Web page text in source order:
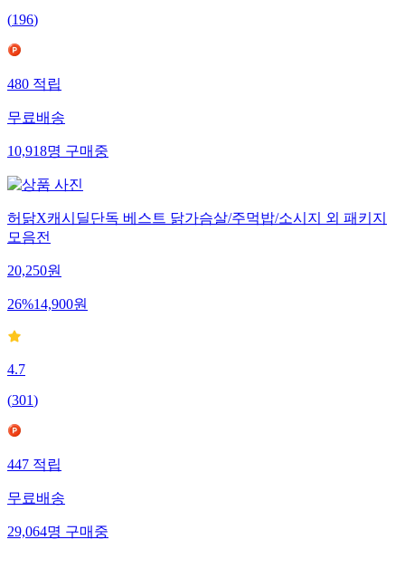
(196)
480 적립
무료배송
10,918명 구매중
허닭X캐시딜단독 베스트 닭가슴살/주먹밥/소시지 외 패키지
모음전
20,250원
26%14,900원
4.7
(301)
447 적립
무료배송
29,064명 구매중